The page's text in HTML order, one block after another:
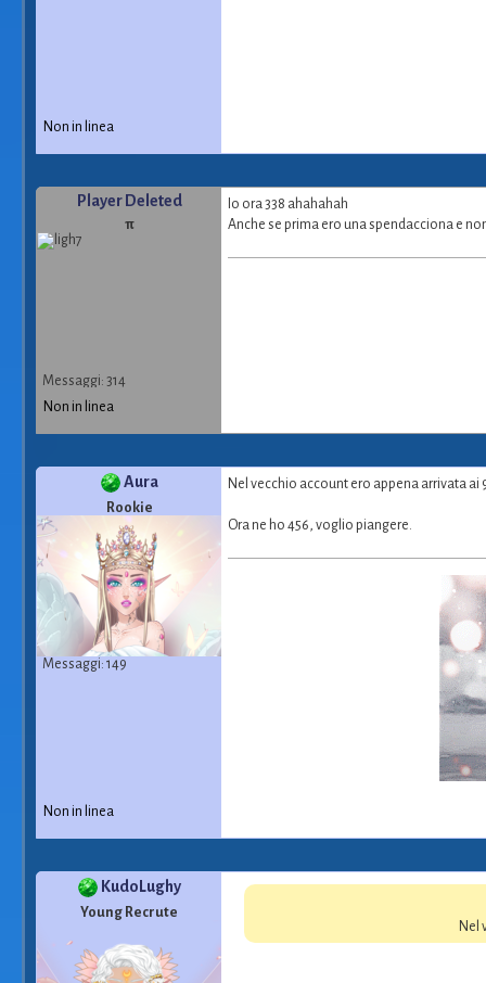
Non in linea
Player Deleted
π
Messaggi: 314
Io ora 338 ahahahah
Anche se prima ero una spendacciona e
Non in linea
Aura
Rookie
Messaggi: 149
Nel vecchio account ero appena arrivata
Ora ne ho 456, voglio piangere.
Non in linea
KudoLughy
Young Recrute
Nel